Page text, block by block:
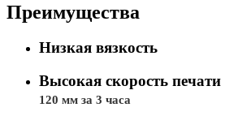
Преимущества
Низкая вязкость
Высокая скорость печати
120 мм за 3 часа